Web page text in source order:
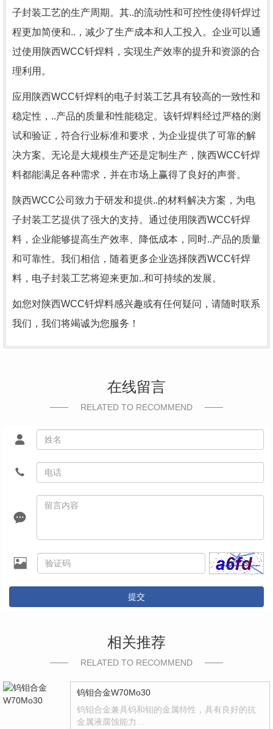
子封装工艺的生产周期。其..的流动性和可控性使得钎焊过
程更加简便和..，减少了生产成本和人工投入。企业可以通
过使用陕西WCC钎焊料，实现生产效率的提升和资源的合
理利用。
应用陕西WCC钎焊料的电子封装工艺具有较高的一致性和
稳定性，..产品的质量和性能稳定。该钎焊料经过严格的测
试和验证，符合行业标准和要求，为企业提供了可靠的解
决方案。无论是大规模生产还是定制生产，陕西WCC钎焊
料都能满足各种需求，并在市场上赢得了良好的声誉。
陕西WCC公司致力于研发和提供..的材料解决方案，为电
子封装工艺提供了强大的支持。通过使用陕西WCC钎焊
料，企业能够提高生产效率、降低成本，同时..产品的质量
和可靠性。我们相信，随着更多企业选择陕西WCC钎焊
料，电子封装工艺将迎来更加..和可持续的发展。
如您对陕西WCC钎焊料感兴趣或有任何疑问，请随时联系
我们，我们将竭诚为您服务！
在线留言
RELATED TO RECOMMEND
提交
相关推荐
RELATED TO RECOMMEND
钨钼合金W70Mo30
钨钼合金兼具钨和钼的金属特性，具有良好的抗
金属液腐蚀能力…